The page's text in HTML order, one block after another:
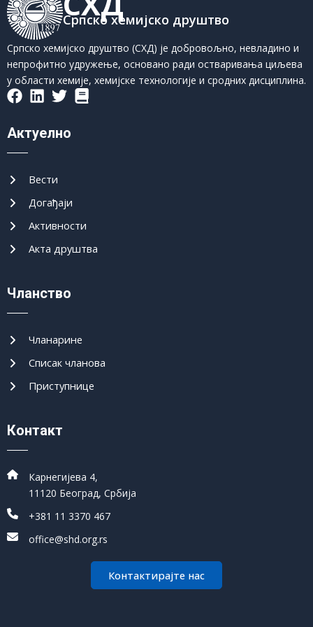
Српско хемијско друштво
Српско хемијско друштво (СХД) је добровољно, невладино и
непрофитно удружење, основано ради остваривања циљева
у области хемије, хемијске технологије и сродних дисциплина.
Актуелно
Вести
Догађаји
Активности
Акта друштва
Чланство
Чланарине
Списак чланова
Приступнице
Контакт
Карнегијева 4,
11120 Београд, Србија
+381 11 3370 467
office@shd.org.rs
Контактирајте нас